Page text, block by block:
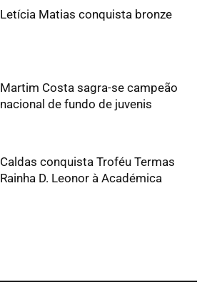
Letícia Matias conquista bronze
Martim Costa sagra-se campeão
nacional de fundo de juvenis
Caldas conquista Troféu Termas
Rainha D. Leonor à Académica